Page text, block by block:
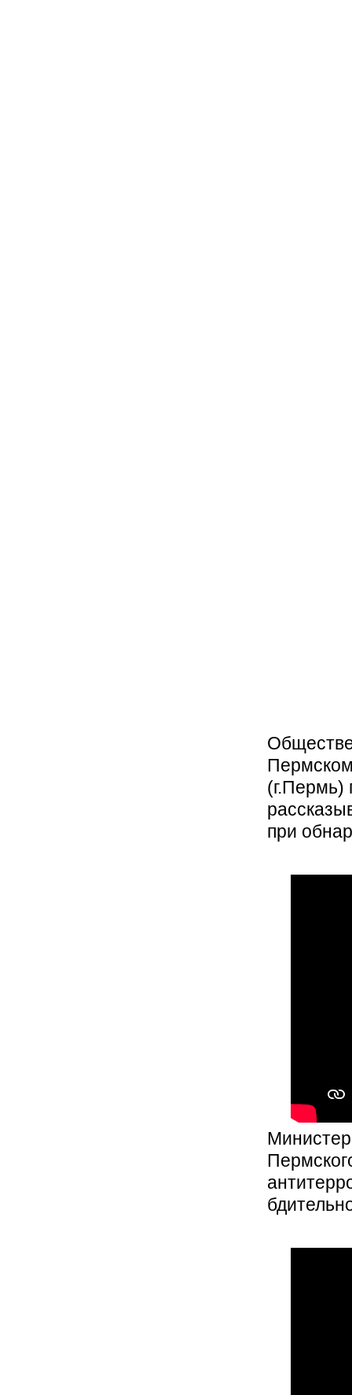
(г.Пермь)
при